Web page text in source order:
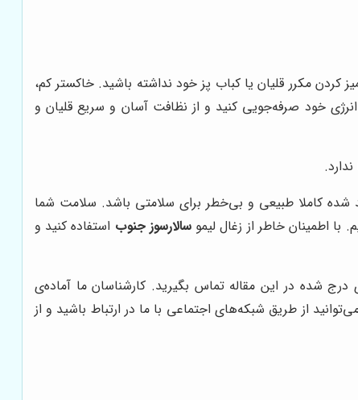
مکرر قلیان یا کباب پز خود نداشته باشید. خاکستر کم،
خود صرفه‌جویی کنید و از نظافت آسان و سریع قلیان و
شده کاملا طبیعی و بی‌خطر برای سلامتی باشد. سلامت شما
با اطمینان خاطر از زغال لیموسالارسوز جنوب استفاده کنید و
شده در این مقاله تماس بگیرید. کارشناسان ما آماده‌ی
از طریق شبکه‌های اجتماعی با ما در ارتباط باشید و از